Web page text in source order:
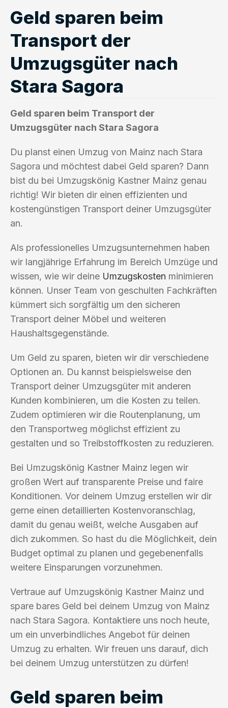
Geld sparen beim
Transport der
Umzugsgüter nach
Stara Sagora
Geld sparen beim Transport der
Umzugsgüter nach Stara Sagora
Du planst einen Umzug von Mainz nach Stara
Sagora und möchtest dabei Geld sparen? Dann
bist du bei Umzugskönig Kastner Mainz genau
richtig! Wir bieten dir einen effizienten und
kostengünstigen Transport deiner Umzugsgüter
an.
Als professionelles Umzugsunternehmen haben
wir langjährige Erfahrung im Bereich Umzüge und
wissen, wie wir deine Umzugskosten minimieren
können. Unser Team von geschulten Fachkräften
kümmert sich sorgfältig um den sicheren
Transport deiner Möbel und weiteren
Haushaltsgegenstände.
Um Geld zu sparen, bieten wir dir verschiedene
Optionen an. Du kannst beispielsweise den
Transport deiner Umzugsgüter mit anderen
Kunden kombinieren, um die Kosten zu teilen.
Zudem optimieren wir die Routenplanung, um
den Transportweg möglichst effizient zu
gestalten und so Treibstoffkosten zu reduzieren.
Bei Umzugskönig Kastner Mainz legen wir
großen Wert auf transparente Preise und faire
Konditionen. Vor deinem Umzug erstellen wir dir
gerne einen detaillierten Kostenvoranschlag,
damit du genau weißt, welche Ausgaben auf
dich zukommen. So hast du die Möglichkeit, dein
Budget optimal zu planen und gegebenenfalls
weitere Einsparungen vorzunehmen.
Vertraue auf Umzugskönig Kastner Mainz und
spare bares Geld bei deinem Umzug von Mainz
nach Stara Sagora. Kontaktiere uns noch heute,
um ein unverbindliches Angebot für deinen
Umzug zu erhalten. Wir freuen uns darauf, dich
bei deinem Umzug unterstützen zu dürfen!
Geld sparen beim